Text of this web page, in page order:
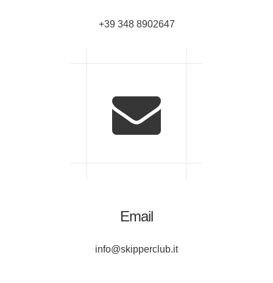
+39 348 8902647
Email
info@skipperclub.it